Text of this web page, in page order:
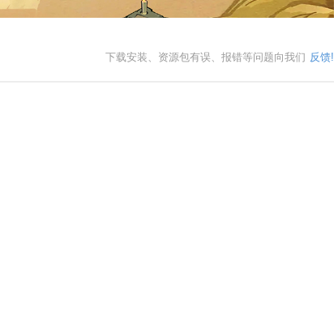
下载安装、资源包有误、报错等问题向我们 反馈!